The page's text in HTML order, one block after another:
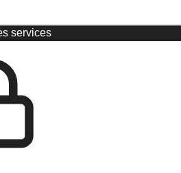
services